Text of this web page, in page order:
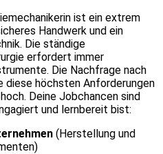
ist ein extrem
Handwerk und ein
Die ständige
erfordert immer
Die Nachfrage nach
diese höchsten Anforderungen
Deine Jobchancen sind
und lernbereit bist:
(Herstellung und